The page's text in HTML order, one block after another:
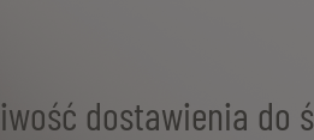
dostawienia do